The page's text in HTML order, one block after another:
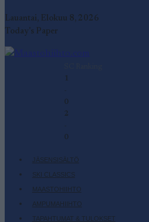
Lauantai, Elokuu 8, 2026
Today's Paper
1
-
0
2
-
0
JÄSENSISÄLTÖ
SKI CLASSICS
MAASTOHIIHTO
AMPUMAHIIHTO
TAPAHTUMAT & TULOKSET